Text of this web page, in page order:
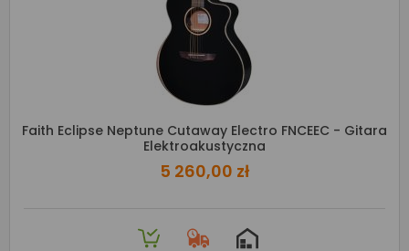
Faith Eclipse Neptune Cutaway Electro FNCEEC - Gitara
Elektroakustyczna
5 260,00 zł